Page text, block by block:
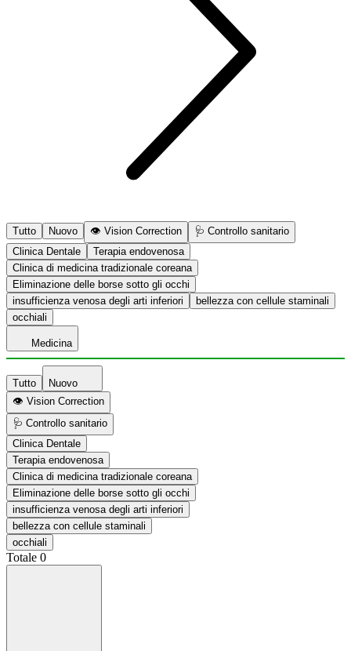
Tutto Nuovo 👁️ Vision Correction
🩺 Controllo sanitario
Clinica Dentale
Terapia endovenosa
Clinica di medicina tradizionale coreana
Eliminazione delle borse sotto gli occhi
insufficienza venosa degli arti inferiori
bellezza con cellule staminali
occhiali
Medicina
Tutto
Nuovo
👁️ Vision Correction
🩺 Controllo sanitario
Clinica Dentale
Terapia endovenosa
Clinica di medicina tradizionale coreana
Eliminazione delle borse sotto gli occhi
insufficienza venosa degli arti inferiori
bellezza con cellule staminali
occhiali
Totale 0